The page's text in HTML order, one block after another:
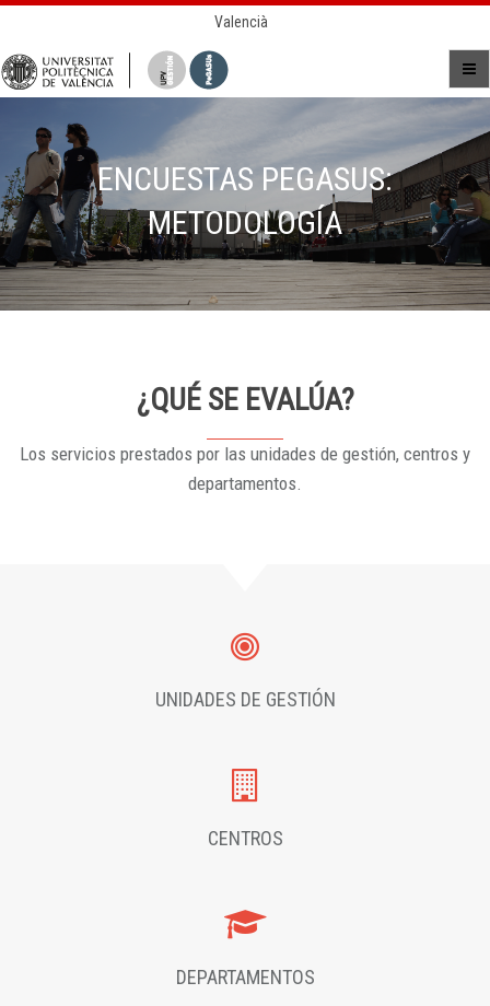
Valencià
ENCUESTAS PEGASUS:
METODOLOGÍA
¿QUÉ SE EVALÚA?
Los servicios prestados por las unidades de gestión, centros y
departamentos.
UNIDADES DE GESTIÓN
CENTROS
DEPARTAMENTOS